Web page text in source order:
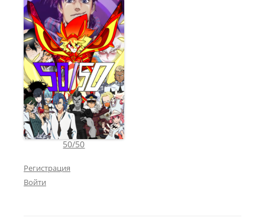
50/50
Регистрация
Войти